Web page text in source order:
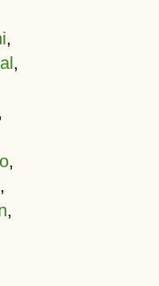
,
,
,
,
,
,